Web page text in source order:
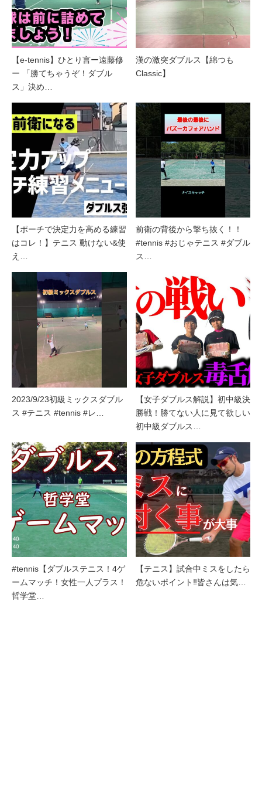
【e-tennis】ひとり言ー遠藤修
ー 「勝てちゃうぞ！ダブル
ス」決め…
漢の激突ダブルス【綿つも
Classic】
【ポーチで決定力を高める練習
はコレ！】テニス 動けない&使
え…
前衛の背後から撃ち抜く！！
#tennis #おじゃテニス #ダブル
ス…
2023/9/23初級ミックスダブル
ス #テニス #tennis #レ…
【女子ダブルス解説】初中級決
勝戦！勝てない人に見て欲しい
初中級ダブルス…
#tennis【ダブルステニス！4ゲ
ームマッチ！女性一人プラス！
哲学堂…
【テニス】試合中ミスをしたら
危ないポイント‼︎皆さんは気…